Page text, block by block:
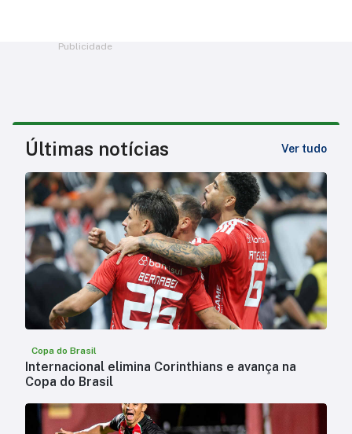
Publicidade
Últimas notícias Ver tudo
Copa do Brasil
Internacional elimina Corinthians e avança na
Copa do Brasil